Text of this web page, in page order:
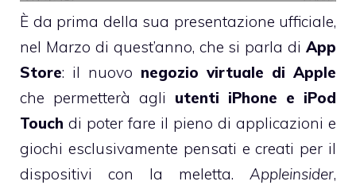
È da prima della sua presentazione ufficiale,
nel Marzo di quest’anno, che si parla di App
Store: il nuovo negozio virtuale di Apple
che permetterà agli utenti iPhone e iPod
Touch di poter fare il pieno di applicazioni e
giochi esclusivamente pensati e creati per il
dispositivi con la meletta. Appleinsider,